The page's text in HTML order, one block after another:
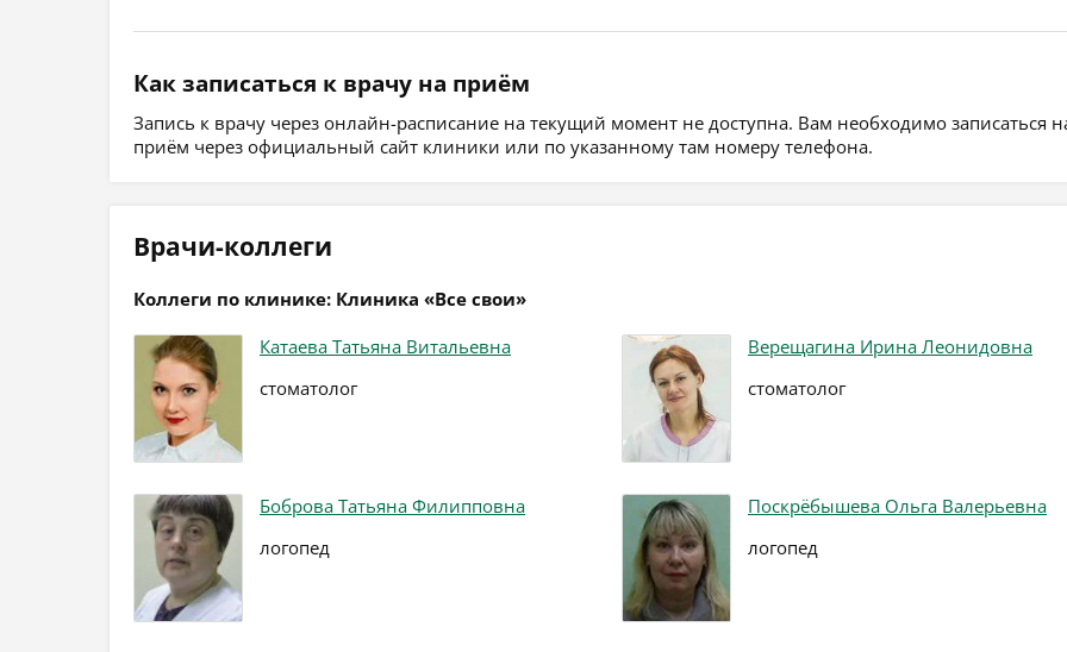
Как записаться к врачу на приём
Запись к врачу через онлайн-расписание на текущий момент не доступна. Вам необходимо записаться
приём через официальный сайт клиники или по указанному там номеру телефона.
Врачи-коллеги
Коллеги по клинике: Клиника «Все свои»
Катаева Татьяна Витальевна
стоматолог
Верещагина Ирина Леонидовна
стоматолог
Боброва Татьяна Филипповна
логопед
Поскрёбышева Ольга Валерьевна
логопед